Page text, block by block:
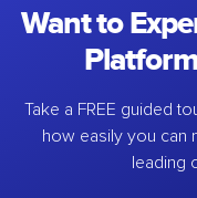
Want to
Take a FREE guided
how easily you can
leading